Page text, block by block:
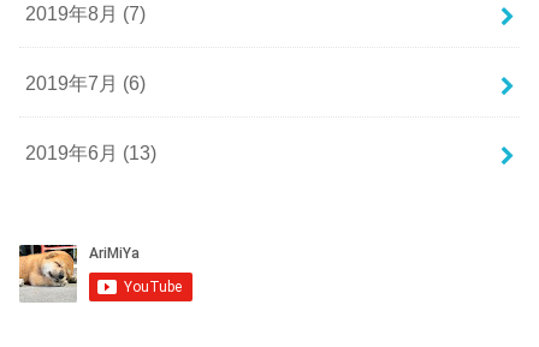
2019年8月 (7)
2019年7月 (6)
2019年6月 (13)